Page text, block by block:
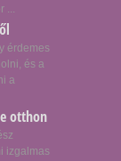
érdemes
és a
a
otthon
izgalmas